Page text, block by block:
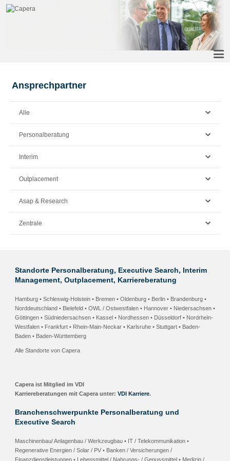
Ansprechpartner
Alle
Personalberatung
Interim
Outplacement
Asap & Research
Zentrale
Standorte Personalberatung, Executive Search, Interim
Management, Outplacement, Karriereberatung
Hamburg • Schleswig-Holstein• Bremen • Oldenburg• Berlin • Brandenburg•
Norddeutschland • Bielefeld • OWL / Ostwestfalen• Hannover • Niedersachsen•
Göttingen • Südniedersachsen• Kassel • Nordhessen• Düsseldorf • Nordrhein-
Westfalen • Frankfurt • Rhein-Main-Neckar • Karlsruhe• Stuttgart• Baden-
Baden• Baden-Württemberg
Alle Standorte von Capera
Capera ist Mitglied im VDI
Karriereberatungen mit Capera unter: VDI Karriere.
Branchenschwerpunkte Personalberatung und
Executive Search
Maschinenbau/ Anlagenbau / Werkzeugbau • IT / Telekommunikation •
Regenerative Energien / Solar / PV • Banken / Versicherungen /
Finanzdienstleistungen • Lebensmittel / Nahrungs- / Genussmittel • Medizin /